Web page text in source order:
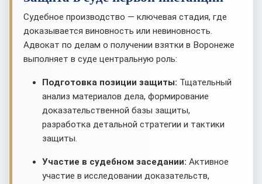
Судебное производство — ключевая стадия, где
доказывается виновность или невиновность.
Адвокат по делам о получении взятки в Воронеже
выполняет в суде центральную роль:
Подготовка позиции защиты: Тщательный
анализ материалов дела, формирование
доказательственной базы защиты,
разработка детальной стратегии и тактики
защиты.
Участие в судебном заседании: Активное
участие в исследовании доказательств,